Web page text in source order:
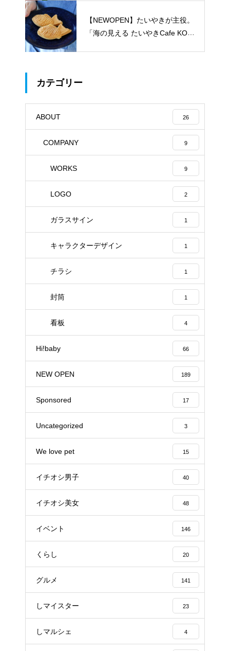
【NEWOPEN】たいやきが主役。
「海の見える たいやきCafe KOM
カテゴリー
ABOUT 26
COMPANY 9
WORKS 9
LOGO 2
ガラスサイン 1
キャラクターデザイン 1
チラシ 1
封筒 1
看板 4
Hi!baby 66
NEW OPEN 189
Sponsored 17
Uncategorized 3
We love pet 15
イチオシ男子 40
イチオシ美女 48
イベント 146
くらし 20
グルメ 141
しマイスター 23
しマルシェ 4